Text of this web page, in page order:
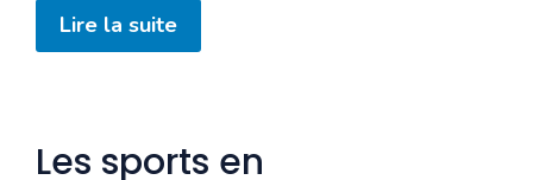
Lire la suite
Les sports en